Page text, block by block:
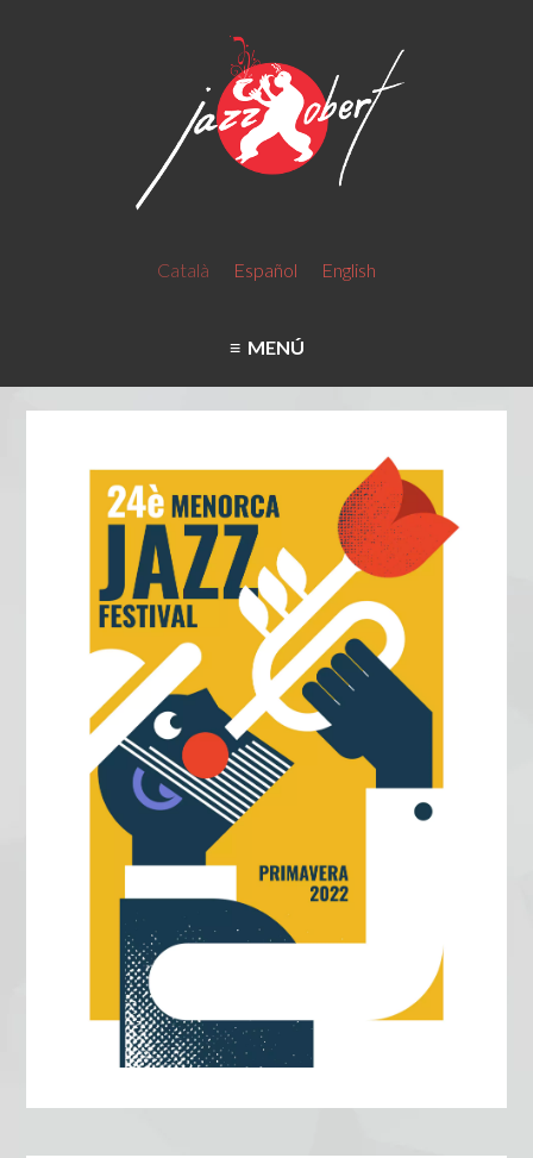
Català Español English
MENÚ